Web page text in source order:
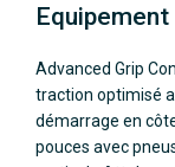
Equipement
Advanced Grip
traction optimisé
démarrage en
pouces avec